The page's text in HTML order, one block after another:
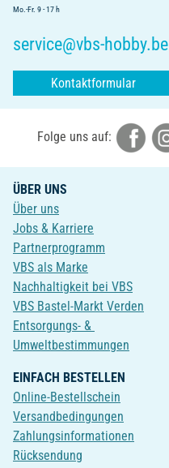
Mo.-Fr. 9 - 17 h
service@vbs-hobby.be
Kontaktformular
Folge uns auf:
ÜBER UNS
Über uns
Jobs & Karriere
Partnerprogramm
VBS als Marke
Nachhaltigkeit bei VBS
VBS Bastel-Markt Verden
Entsorgungs- &
Umweltbestimmungen
EINFACH BESTELLEN
Online-Bestellschein
Versandbedingungen
Zahlungsinformationen
Rücksendung